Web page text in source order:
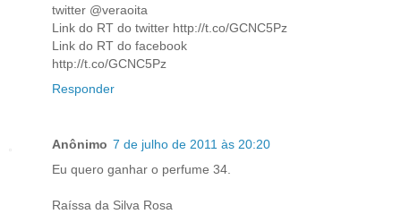
twitter @veraoita
Link do RT do twitter http://t.co/GCNC5Pz
Link do RT do facebook
http://t.co/GCNC5Pz
Responder
Anônimo 7 de julho de 2011 às 20:20
Eu quero ganhar o perfume 34.
Raíssa da Silva Rosa